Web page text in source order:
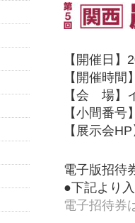
【開催日
【開催時
【会 場】
【小間番
【展示会
電子版招待
●下記より
電子招待券